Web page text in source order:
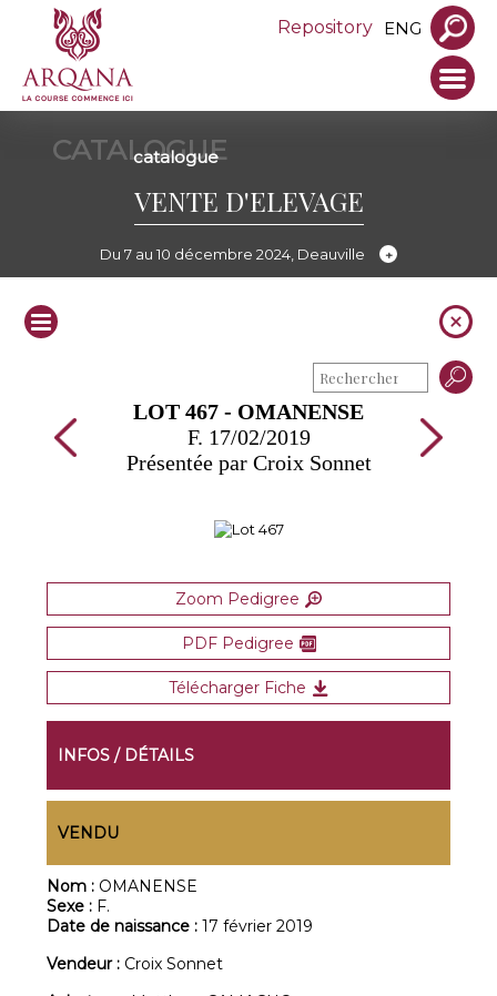
Repository ENG
CATALOGUE
catalogue
VENTE D'ELEVAGE
Du 7 au 10 décembre 2024, Deauville
LOT 467 - OMANENSE
F. 17/02/2019
Présentée par Croix Sonnet
Zoom Pedigree
PDF Pedigree
Télécharger Fiche
INFOS / DÉTAILS
VENDU
Nom : OMANENSE
Sexe : F.
Date de naissance :17 février 2019
Vendeur : Croix Sonnet